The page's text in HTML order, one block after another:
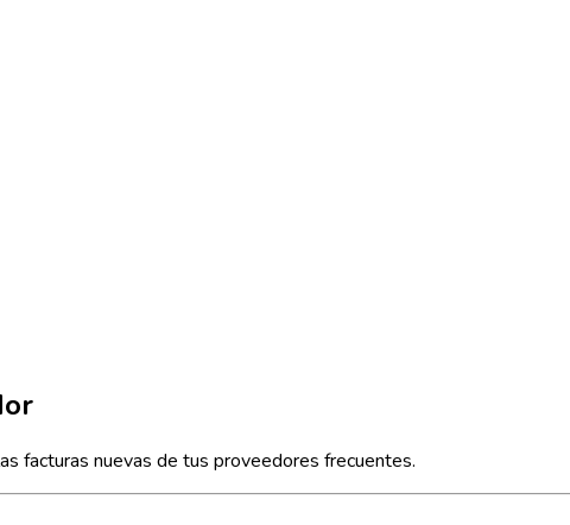
facturas nuevas de tus proveedores frecuentes.